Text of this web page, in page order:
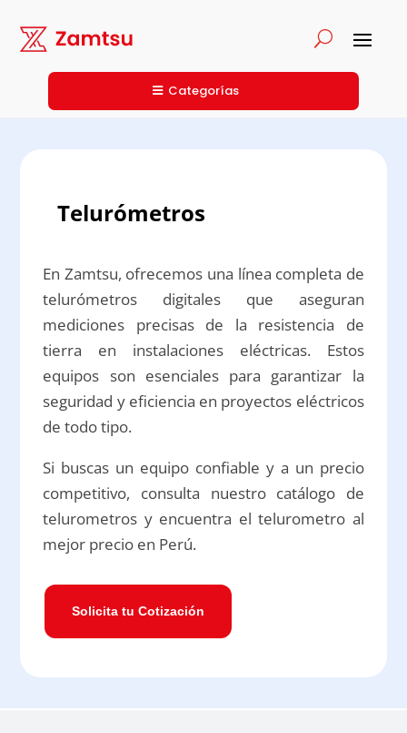
Categorías
Telurómetros
En Zamtsu, ofrecemos una línea completa de
telurómetros digitales que aseguran
mediciones precisas de la resistencia de
tierra en instalaciones eléctricas. Estos
equipos son esenciales para garantizar la
seguridad y eficiencia en proyectos eléctricos
de todo tipo.
Si buscas un equipo confiable y a un precio
competitivo, consulta nuestro catálogo de
telurometros y encuentra el telurometro al
mejor precio en Perú.
Solicita tu Cotización